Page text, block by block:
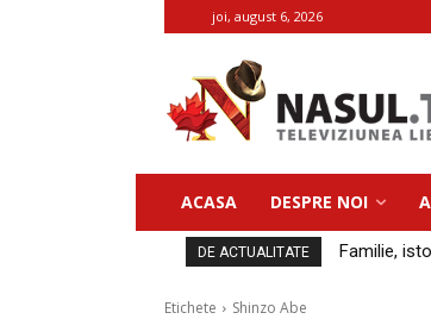
joi, august 6, 2026
ACASA DESPRE NOI
DE ACTUALITATE Familie,
Etichete Shinzo Abe